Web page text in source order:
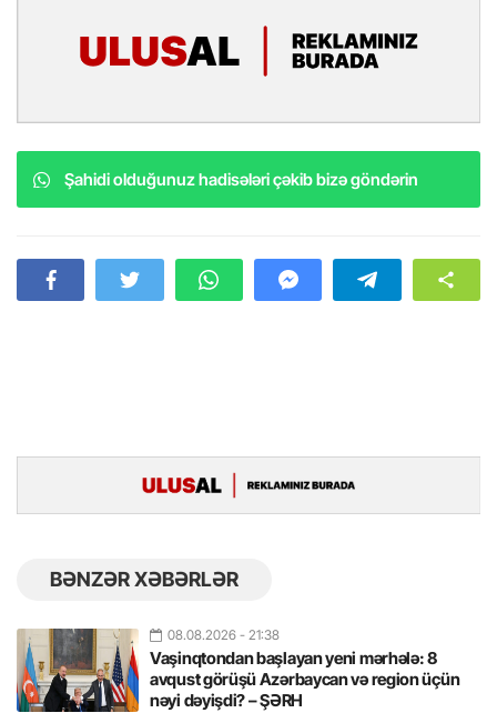
Şahidi olduğunuz hadisələri çəkib bizə göndərin
BƏNZƏR XƏBƏRLƏR
08.08.2026 - 21:38
Vaşinqtondan başlayan yeni mərhələ: 8
avqust görüşü Azərbaycan və region üçün
nəyi dəyişdi? – ŞƏRH